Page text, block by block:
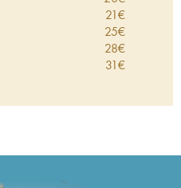
21€
25€
28€
31€